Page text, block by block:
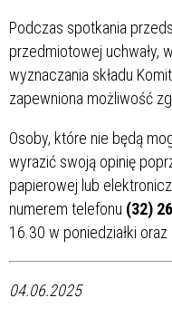
Podczas spotkania
przedmiotowej uchwały,
wyznaczania składu
zapewniona możliwość
Osoby, które nie będą
wyrazić swoją opinię
papierowej lub
numerem telefonu (32)
16.30 w poniedziałki
04.06.2025